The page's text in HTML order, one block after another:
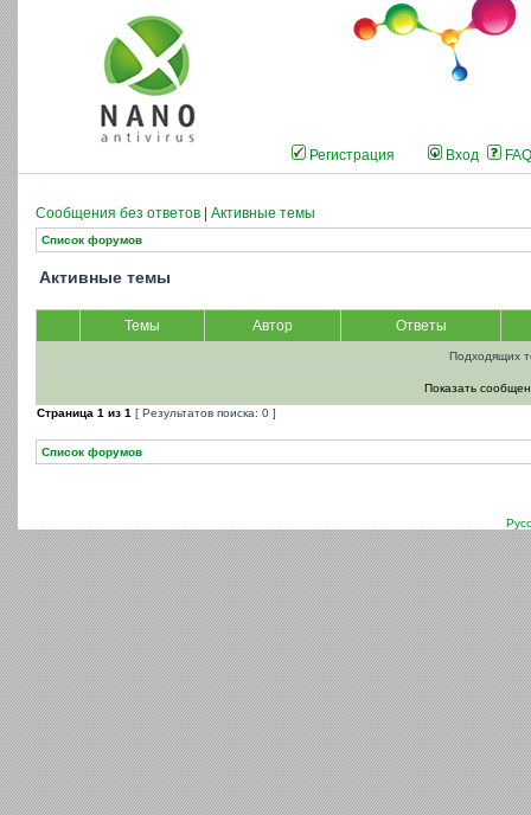
Регистрация Вход FAQ
Сообщения без ответов Активные темы
Список форумов
Активные темы
Темы Автор Ответы
Подходящих
Показать
Страница 1 из 1 [ Результатов поиска: 0 ]
Список форумов